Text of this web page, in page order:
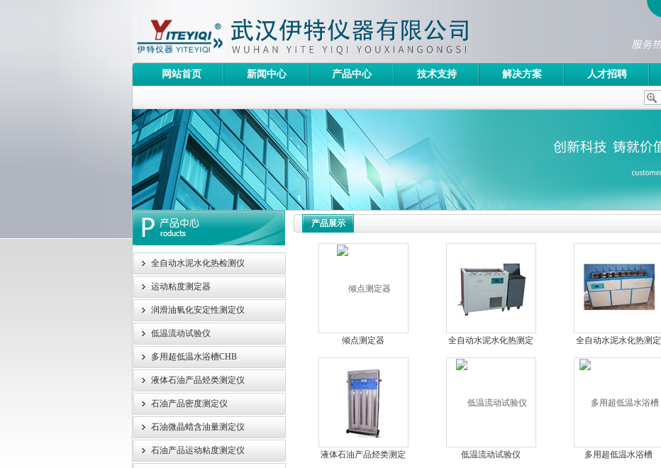
武汉伊特仪器有限公司
网站首页 新闻中心 产品中心 技术支持 解决方案 人才招聘
全自动水泥水化热检测仪
运动粘度测定器
润滑油氧化安定性测定仪
低温流动试验仪
多用超低温水浴槽CHB
液体石油产品烃类测定仪
石油产品密度测定仪
石油微晶蜡含油量测定仪
石油产品运动粘度测定仪
产品展示
倾点测定器
全自动水泥水化热测定
全自动水泥水化热测定
液体石油产品烃类测定
低温流动试验仪 多用超低温水浴槽